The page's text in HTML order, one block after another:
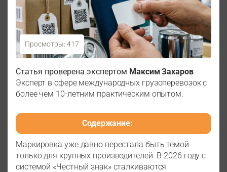
2026 году
Просмотры: 417
Статья проверена экспертом Максим Захаров
Эксперт в сфере международных грузоперевозок с
более чем 10-летним практическим опытом.
Содержание:
Маркировка уже давно перестала быть темой
только для крупных производителей. В 2026 году с
системой «Честный знак» сталкиваются